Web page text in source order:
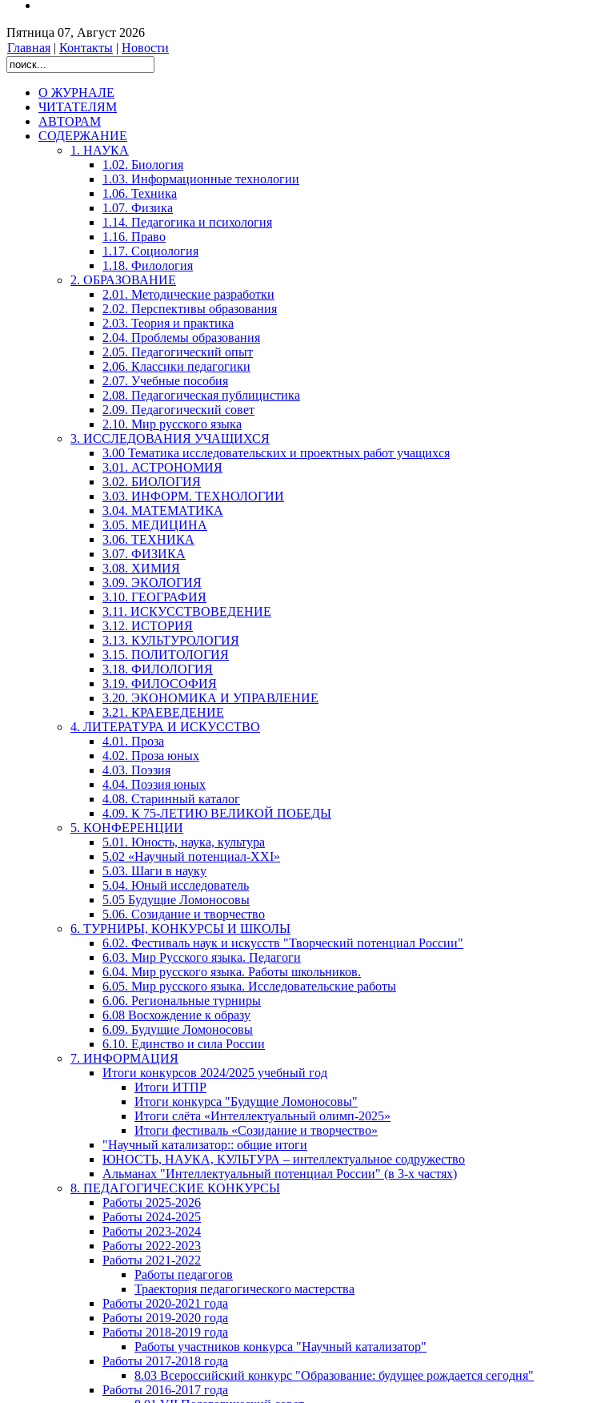
Пятница 07, Август 2026
Главная | Контакты | Новости
О ЖУРНАЛЕ
ЧИТАТЕЛЯМ
АВТОРАМ
СОДЕРЖАНИЕ
1. НАУКА
1.02. Биология
1.03. Информационные технологии
1.06. Техника
1.07. Физика
1.14. Педагогика и психология
1.16. Право
1.17. Социология
1.18. Филология
2. ОБРАЗОВАНИЕ
2.01. Методические разработки
2.02. Перспективы образования
2.03. Теория и практика
2.04. Проблемы образования
2.05. Педагогический опыт
2.06. Классики педагогики
2.07. Учебные пособия
2.08. Педагогическая публицистика
2.09. Педагогический совет
2.10. Мир русского языка
3. ИССЛЕДОВАНИЯ УЧАЩИХСЯ
3.00 Тематика исследовательских и проектных работ учащихся
3.01. АСТРОНОМИЯ
3.02. БИОЛОГИЯ
3.03. ИНФОРМ. ТЕХНОЛОГИИ
3.04. МАТЕМАТИКА
3.05. МЕДИЦИНА
3.06. ТЕХНИКА
3.07. ФИЗИКА
3.08. ХИМИЯ
3.09. ЭКОЛОГИЯ
3.10. ГЕОГРАФИЯ
3.11. ИСКУССТВОВЕДЕНИЕ
3.12. ИСТОРИЯ
3.13. КУЛЬТУРОЛОГИЯ
3.15. ПОЛИТОЛОГИЯ
3.18. ФИЛОЛОГИЯ
3.19. ФИЛОСОФИЯ
3.20. ЭКОНОМИКА И УПРАВЛЕНИЕ
3.21. КРАЕВЕДЕНИЕ
4. ЛИТЕРАТУРА И ИСКУССТВО
4.01. Проза
4.02. Проза юных
4.03. Поэзия
4.04. Поэзия юных
4.08. Старинный каталог
4.09. К 75-ЛЕТИЮ ВЕЛИКОЙ ПОБЕДЫ
5. КОНФЕРЕНЦИИ
5.01. Юность, наука, культура
5.02 «Научный потенциал-XXI»
5.03. Шаги в науку
5.04. Юный исследователь
5.05 Будущие Ломоносовы
5.06. Созидание и творчество
6. ТУРНИРЫ, КОНКУРСЫ И ШКОЛЫ
6.02. Фестиваль наук и искусств "Творческий потенциал России"
6.03. Мир Русского языка. Педагоги
6.04. Мир русского языка. Работы школьников.
6.05. Мир русского языка. Исследовательские работы
6.06. Региональные турниры
6.08 Восхождение к образу
6.09. Будущие Ломоносовы
6.10. Единство и сила России
7. ИНФОРМАЦИЯ
Итоги конкурсов 2024/2025 учебный год
Итоги ИТПР
Итоги конкурса "Будущие Ломоносовы"
Итоги слёта «Интеллектуальный олимп-2025»
Итоги фестиваль «Созидание и творчество»
"Научный катализатор:: общие итоги
ЮНОСТЬ, НАУКА, КУЛЬТУРА – интеллектуальное содружество
Альманах "Интеллектуальный потенциал России" (в 3-х частях)
8. ПЕДАГОГИЧЕСКИЕ КОНКУРСЫ
Работы 2025-2026
Работы 2024-2025
Работы 2023-2024
Работы 2022-2023
Работы 2021-2022
Работы педагогов
Траектория педагогического мастерства
Работы 2020-2021 года
Работы 2019-2020 года
Работы 2018-2019 года
Работы участников конкурса "Научный катализатор"
Работы 2017-2018 года
8.03 Всероссийский конкурс "Образование: будущее рождается сегодня"
Работы 2016-2017 года